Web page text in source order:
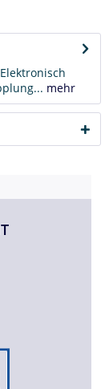
mehr